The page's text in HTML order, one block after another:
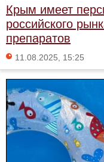
Крым имеет
российского
препаратов
11.08.2025, 15:25